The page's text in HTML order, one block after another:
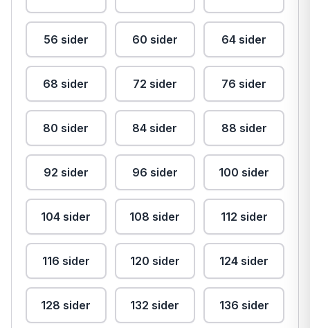
56 sider 60 sider 64 sider
68 sider 72 sider 76 sider
80 sider 84 sider 88 sider
92 sider 96 sider 100 sider
104 sider 108 sider 112 sider
116 sider 120 sider 124 sider
128 sider 132 sider 136 sider